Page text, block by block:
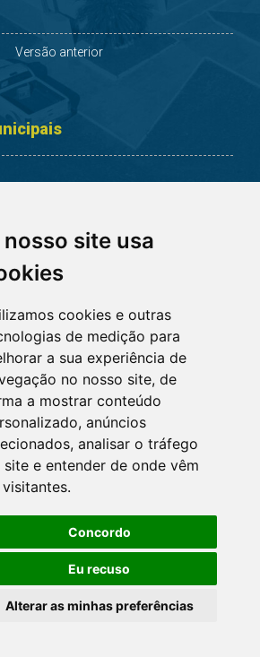
nosso site usa
cookies e outras
de medição para
a sua experiência de
no nosso site, de
a mostrar conteúdo
anúncios
analisar o tráfego
site e entender de onde vêm
Concordo
Eu recuso
Alterar as minhas preferências
Versão anterior
e Habitação
e Obras
Desporto, Lazer e Turismo
Agricultura e Meio Ambiente
DIREITOS RESERVADOS À PREFEITURA DE BOA VISTA DO